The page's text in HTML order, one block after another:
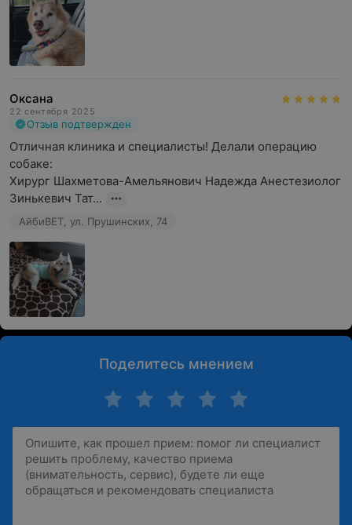
Оксана
22 сентября 2025
Отзыв подтвержден
Отличная клиника и специалисты! Делали операцию
собаке:
Хирург Шахметова-Амельянович Надежда Анестезиолог
Зинькевич Тат...
АйбиВЕТ, ул. Прушинских, 74
Поделитесь мнением